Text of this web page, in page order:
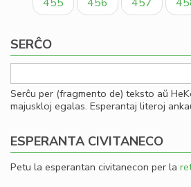
SERĈO
Serĉu per (fragmento de) teksto aŭ
majuskloj egalas. Esperantaj literoj
ESPERANTA CIVITANECO
Petu la esperantan civitanecon per la